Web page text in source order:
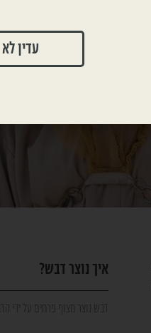
איך נוצר דבש?
דבש נוצר מצוף פרחים על ידי
עדין לא